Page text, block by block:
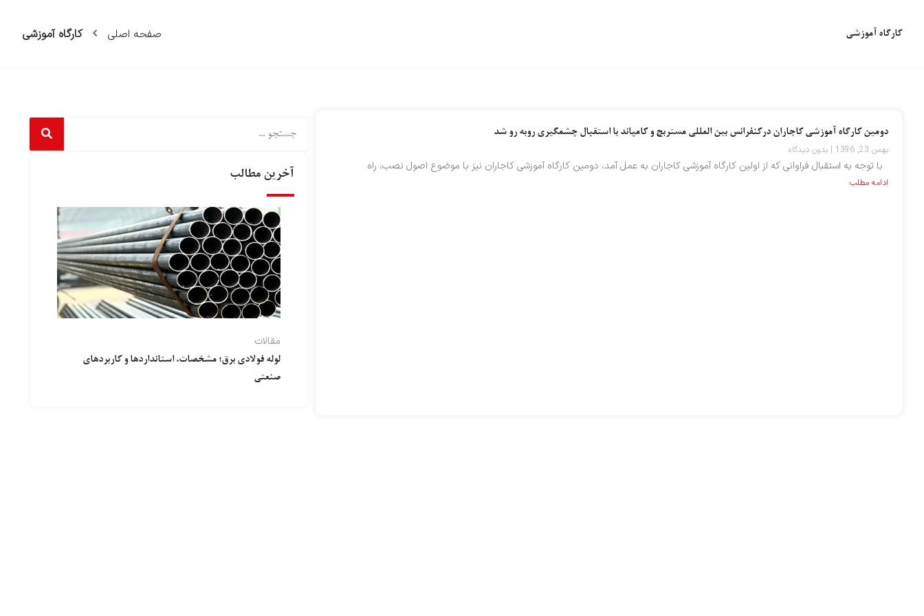
کارگاه آموزشی صفحه اصلی کارگاه آموزشی
دومین کارگاه آموزشی کاجاران درکنفرانس بین المللی مستربچ و کامپاند با استقبال چشمگیری روبه رو شد
بهمن 23, 1396 بدون دیدگاه
با توجه به استقبال فراوانی که از اولین کارگاه آموزشی کاجاران به عمل آمد، دومین کارگاه آموزشی کاجاران نیز با موضوع اصول نصب، راه
ادامه مطلب
آخرین مطالب
مقالات
لوله فولادی برق؛ مشخصات، استانداردها و کاربردهای
صنعتی